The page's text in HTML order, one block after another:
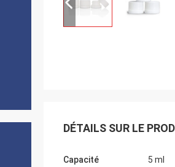
DÉTAILS SUR LE
Capacité 5 ml